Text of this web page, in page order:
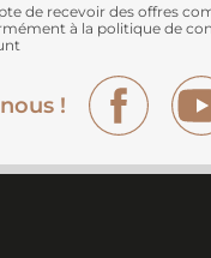
de recevoir des offres
à la politique de
!